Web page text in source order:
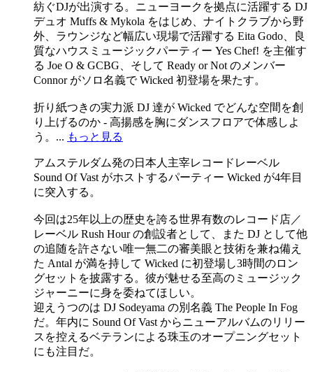
紡ぐDJが出演する。ニューヨークを拠点に活躍する DJ
デュオ Muffs & Mykola をはじめ、ナイトクラブから野
外、ラウンジなど幅広い現場で活躍する Eita Godo、良
質なハウスミュージックパーティー Yes Chef! を主催す
る Joe O & GCBG、そして Ready or Not のメンバー
Connor がソロ名義で Wicked 初登場を果たす。
折り紙つきの実力派 DJ 達が Wicked でどんな空間を創
り上げるのか - 高揚感を胸にダンスフロアで体感しよ
う。... もっと見る
アムステルダム発の日本人主宰レコードレーベル
Sound Of Vast がホストするパーティー Wicked が4年目
に突入する。
今回は25年以上の歴史を誇る世界有数のレコード店／
レーベル Rush Hour の創設者として、また DJ として他
の追随を許さない唯一無二の審美眼と技術を兼ね備え
た Antal が満を持して Wicked に初登場し3時間のロン
グセットを披露する。彼が魅せる至高のミュージック
ジャーニーに身を委ねてほしい。
迎えうつのは DJ Sodeyama の別名義 The People In Fog
だ。年内に Sound Of Vast からニューアルバムのリリー
スを控えるベテランによる珠玉のオープニングセット
にも注目だ。